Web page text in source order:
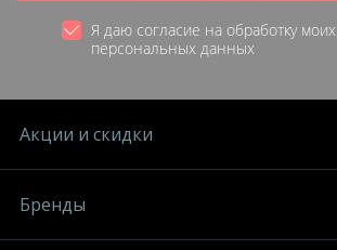
Я даю согласие на обработку моих
персональных данных
Акции и скидки
Бренды